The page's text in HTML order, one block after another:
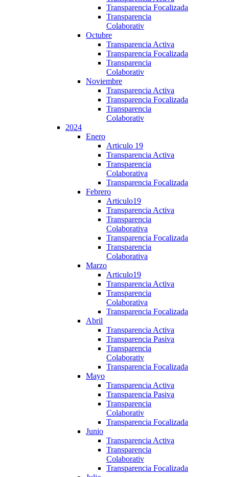
Transparencia Focalizada
Transparencia
Colaborativ
Octubre
Transparencia Activa
Transparencia Focalizada
Transparencia
Colaborativ
Noviembre
Transparencia Activa
Transparencia Focalizada
Transparencia
Colaborativ
2024
Enero
Articulo 19
Transparencia Activa
Transparencia
Colaborativa
Transparencia Focalizada
Febrero
Articulo19
Transparencia Activa
Transparencia
Colaborativa
Transparencia Focalizada
Transparencia
Colaborativa
Marzo
Articulo19
Transparencia Activa
Transparencia
Colaborativa
Transparencia Focalizada
Abril
Transparencia Activa
Transparencia Pasiva
Transparencia
Colaborativ
Transparencia Focalizada
Mayo
Transparencia Activa
Transparencia Pasiva
Transparencia
Colaborativ
Transparencia Focalizada
Junio
Transparencia Activa
Transparencia
Colaborativ
Transparencia Focalizada